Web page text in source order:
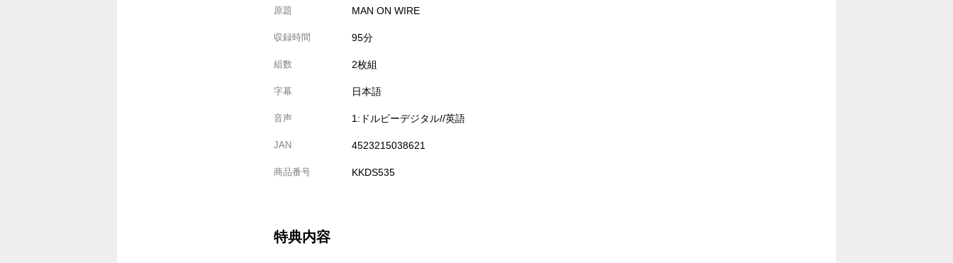
原題 MAN ON WIRE
収録時間 95分
組数 2枚組
字幕 日本語
音声 1:ドルビーデジタル//英語
JAN 4523215038621
商品番号 KKDS535
特典内容